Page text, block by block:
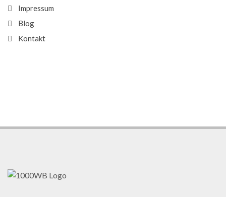
Impressum
Blog
Kontakt